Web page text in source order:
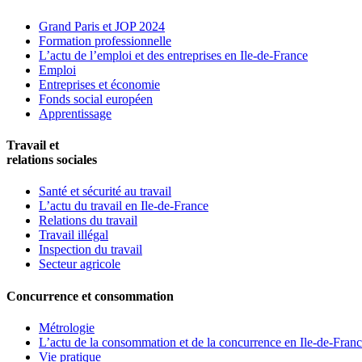
Grand Paris et JOP 2024
Formation professionnelle
L’actu de l’emploi et des entreprises en Ile-de-France
Emploi
Entreprises et économie
Fonds social européen
Apprentissage
Travail et
relations sociales
Santé et sécurité au travail
L’actu du travail en Ile-de-France
Relations du travail
Travail illégal
Inspection du travail
Secteur agricole
Concurrence et consommation
Métrologie
L’actu de la consommation et de la concurrence en Ile-de-
Vie pratique